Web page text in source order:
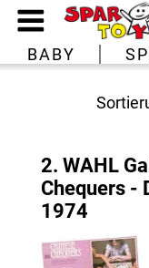
BABY
2. WAHL
Chequers -
1974